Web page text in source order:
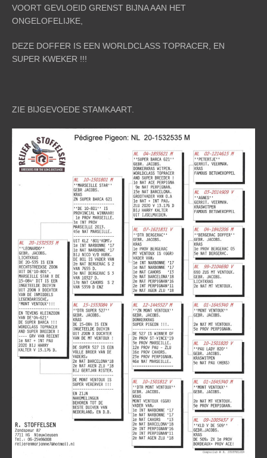
VOORT GEVLOEID GRENST BIJNA AAN HET
ONGELOFELIJKE,
DEZE DOFFER IS EEN WORLDCLASS TOPRACER, EN
SUPER KWEKER !!!
ZIE BIJGEVOEDE STAMKAART.